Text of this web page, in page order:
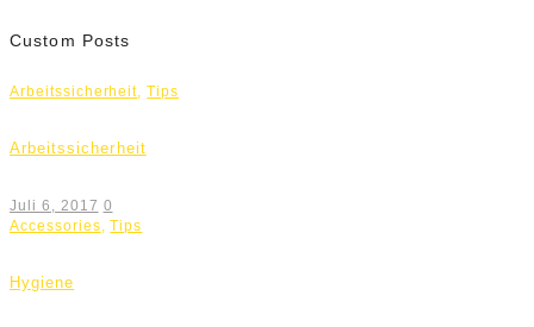
Custom Posts
Arbeitssicherheit,Tips
Arbeitssicherheit
Juli 6, 2017 0
Accessories ,Tips
Hygiene